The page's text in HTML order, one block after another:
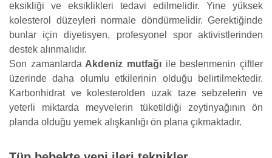
eksikliği ve eksiklikleri tedavi edilmelidir. Yine yüksek
kolesterol düzeyleri normale döndürmelidir. Gerektiğinde
bunlar için diyetisyen, profesyonel spor aktivistlerinden
destek alınmalıdır.
Son zamanlarda Akdeniz mutfağı ile beslenmenin çiftler
üzerinde daha olumlu etkilerinin olduğu belirtilmektedir.
Karbonhidrat ve kolesterolden uzak taze sebzelerin ve
yeterli miktarda meyvelerin tüketildiği zeytinyağının ön
planda olduğu yemek alışkanlığı ön plana çıkmaktadır.